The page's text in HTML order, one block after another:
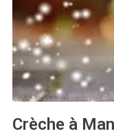
Crèche à